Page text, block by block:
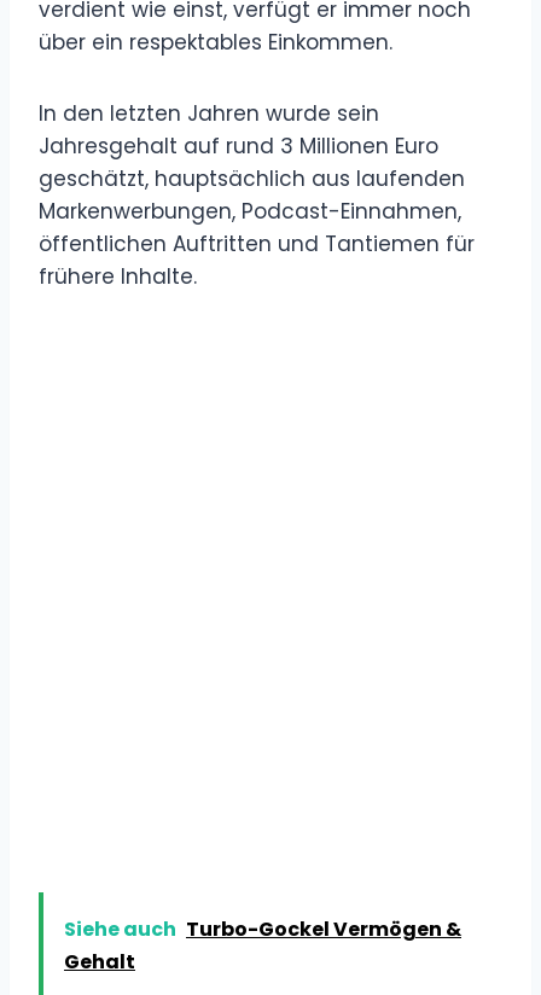
verdient wie einst, verfügt er immer noch
über ein respektables Einkommen.
In den letzten Jahren wurde sein
Jahresgehalt auf rund 3 Millionen Euro
geschätzt, hauptsächlich aus laufenden
Markenwerbungen, Podcast-Einnahmen,
öffentlichen Auftritten und Tantiemen für
frühere Inhalte.
Siehe auch Turbo-Gockel Vermögen &
Gehalt